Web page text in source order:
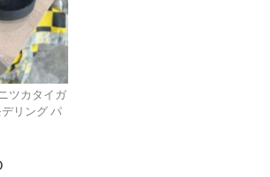
ツカタイガ
デリング パ